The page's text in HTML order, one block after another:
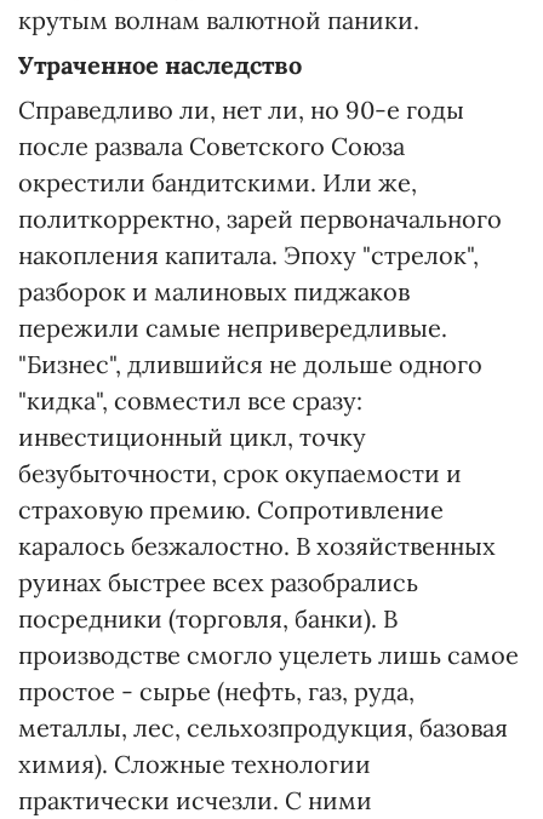
крутым волнам валютной паники.
Утраченное наследство
Справедливо ли, нет ли, но 90-е годы
после развала Советского Союза
окрестили бандитскими. Или же,
политкорректно, зарей первоначального
накопления капитала. Эпоху "стрелок",
разборок и малиновых пиджаков
пережили самые непривередливые.
"Бизнес", длившийся не дольше одного
"кидка", совместил все сразу:
инвестиционный цикл, точку
безубыточности, срок окупаемости и
страховую премию. Сопротивление
каралось безжалостно. В хозяйственных
руинах быстрее всех разобрались
посредники (торговля, банки). В
производстве смогло уцелеть лишь самое
простое - сырье (нефть, газ, руда,
металлы, лес, сельхозпродукция, базовая
химия). Сложные технологии
практически исчезли. С ними